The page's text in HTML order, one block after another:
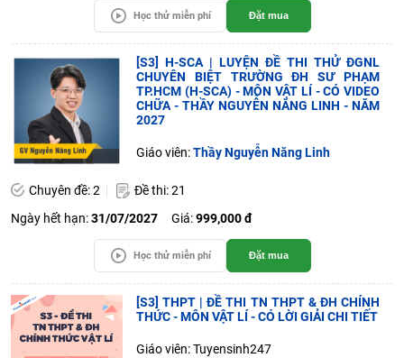
Học thử miễn phí Đặt mua
[S3] H-SCA | LUYỆN ĐỀ THI THỬ ĐGNL
CHUYÊN BIỆT TRƯỜNG ĐH SƯ PHẠM
TP.HCM (H-SCA) - MÔN VẬT LÍ - CÓ VIDEO
CHỮA - THẦY NGUYỄN NĂNG LINH - NĂM
2027
Giáo viên:Thầy Nguyễn Năng Linh
Chuyên đề: 2
Đề thi: 21
Ngày hết hạn:31/07/2027 Giá:999,000 đ
Học thử miễn phí Đặt mua
[S3] THPT | ĐỀ THI TN THPT & ĐH CHÍNH
THỨC - MÔN VẬT LÍ - CÓ LỜI GIẢI CHI TIẾT
Giáo viên: Tuyensinh247